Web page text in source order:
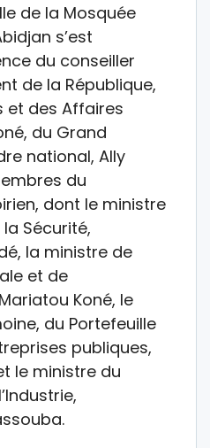
de la Mosquée
s’est
du conseiller
de la République,
et des Affaires
du Grand
national, Ally
du
dont le ministre
Sécurité,
la ministre de
et de
Koné, le
du Portefeuille
publiques,
le ministre du